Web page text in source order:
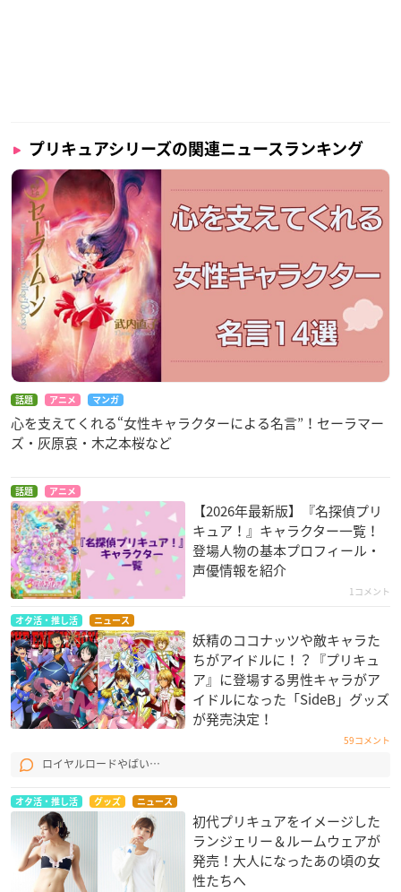
プリキュアシリーズの関連ニュースランキング
話題 アニメ マンガ
心を支えてくれる“女性キャラクターによる名言”！セーラマー
ズ・灰原哀・木之本桜など
話題 アニメ
【2026年最新版】『名探偵プリ
キュア！』キャラクター一覧！
登場人物の基本プロフィール・
声優情報を紹介
1コメント
オタ活・推し活 ニュース
妖精のココナッツや敵キャラた
ちがアイドルに！？『プリキュ
ア』に登場する男性キャラがア
イドルになった「SideB」グッズ
が発売決定！
59コメント
ロイヤルロードやばい…
オタ活・推し活 グッズ ニュース
初代プリキュアをイメージした
ランジェリー＆ルームウェアが
発売！大人になったあの頃の女
性たちへ